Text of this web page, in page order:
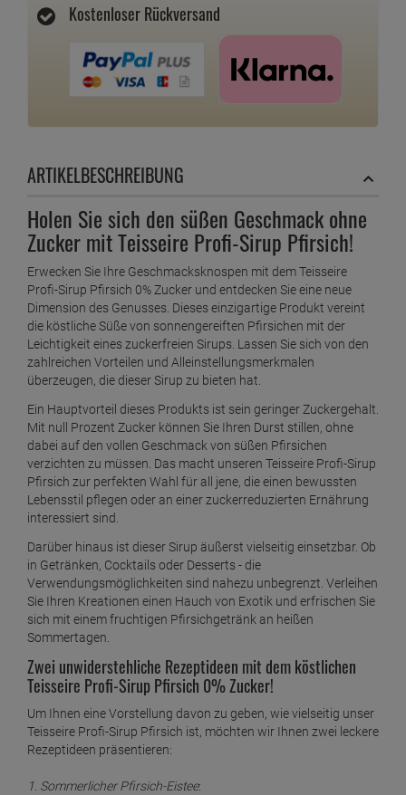
Kostenloser Rückversand
ARTIKELBESCHREIBUNG
Holen Sie sich den süßen Geschmack ohne
Zucker mit Teisseire Profi-Sirup Pfirsich!
Erwecken Sie Ihre Geschmacksknospen mit dem Teisseire
Profi-Sirup Pfirsich 0% Zucker und entdecken Sie eine neue
Dimension des Genusses. Dieses einzigartige Produkt vereint
die köstliche Süße von sonnengereiften Pfirsichen mit der
Leichtigkeit eines zuckerfreien Sirups. Lassen Sie sich von den
zahlreichen Vorteilen und Alleinstellungsmerkmalen
überzeugen, die dieser Sirup zu bieten hat.
Ein Hauptvorteil dieses Produkts ist sein geringer Zuckergehalt.
Mit null Prozent Zucker können Sie Ihren Durst stillen, ohne
dabei auf den vollen Geschmack von süßen Pfirsichen
verzichten zu müssen. Das macht unseren Teisseire Profi-Sirup
Pfirsich zur perfekten Wahl für all jene, die einen bewussten
Lebensstil pflegen oder an einer zuckerreduzierten Ernährung
interessiert sind.
Darüber hinaus ist dieser Sirup äußerst vielseitig einsetzbar. Ob
in Getränken, Cocktails oder Desserts - die
Verwendungsmöglichkeiten sind nahezu unbegrenzt. Verleihen
Sie Ihren Kreationen einen Hauch von Exotik und erfrischen Sie
sich mit einem fruchtigen Pfirsichgetränk an heißen
Sommertagen.
Zwei unwiderstehliche Rezeptideen mit dem köstlichen
Teisseire Profi-Sirup Pfirsich 0% Zucker!
Um Ihnen eine Vorstellung davon zu geben, wie vielseitig unser
Teisseire Profi-Sirup Pfirsich ist, möchten wir Ihnen zwei leckere
Rezeptideen präsentieren:
1. Sommerlicher Pfirsich-Eistee: